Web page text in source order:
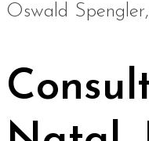
Oswald Spengler,